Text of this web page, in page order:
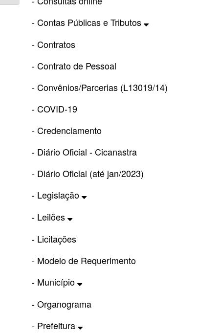
- Contas Públicas e Tributos
- Contratos
- Contrato de Pessoal
- Convênios/Parcerias (L13019/14)
- COVID-19
- Credenciamento
- Diário Oficial - Cicanastra
- Diário Oficial (até jan/2023)
- Legislação
- Leilões
- Licitações
- Modelo de Requerimento
- Município
- Organograma
- Prefeitura